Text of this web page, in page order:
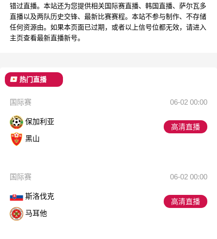
错过直播。本站还为您提供相关国际赛直播、韩国直播、萨尔瓦多
直播以及两队历史交锋、最新比赛赛程。本站不参与制作、不存储
任何资源由。如果本页面已过期，或者以上信号位都无效，请进入
主页查看最新直播新号。
热门直播
国际赛 06-02 00:00
保加利亚
黑山
高清直播
国际赛 06-02 00:00
斯洛伐克
马耳他
高清直播